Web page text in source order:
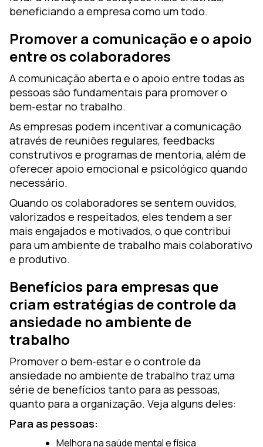
beneficiando a empresa como um todo.
Promover a comunicação e o apoio
entre os colaboradores
A comunicação aberta e o apoio entre todas as
pessoas são fundamentais para promover o
bem-estar no trabalho.
As empresas podem incentivar a comunicação
através de reuniões regulares, feedbacks
construtivos e programas de mentoria, além de
oferecer apoio emocional e psicológico quando
necessário.
Quando os colaboradores se sentem ouvidos,
valorizados e respeitados, eles tendem a ser
mais engajados e motivados, o que contribui
para um ambiente de trabalho mais colaborativo
e produtivo.
Benefícios para empresas que
criam estratégias de controle da
ansiedade no ambiente de
trabalho
Promover o bem-estar e o controle da
ansiedade no ambiente de trabalho traz uma
série de benefícios tanto para as pessoas,
quanto para a organização. Veja alguns deles:
Para as pessoas:
Melhora na saúde mental e física